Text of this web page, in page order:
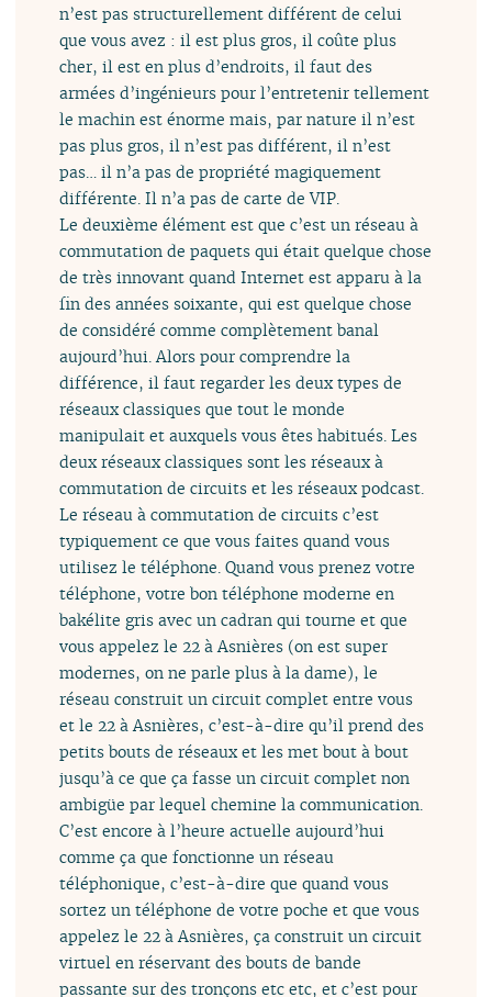
n’est pas structurellement différent de celui
que vous avez : il est plus gros, il coûte plus
cher, il est en plus d’endroits, il faut des
armées d’ingénieurs pour l’entretenir tellement
le machin est énorme mais, par nature il n’est
pas plus gros, il n’est pas différent, il n’est
pas… il n’a pas de propriété magiquement
différente. Il n’a pas de carte de VIP.
Le deuxième élément est que c’est un réseau à
commutation de paquets qui était quelque chose
de très innovant quand Internet est apparu à la
fin des années soixante, qui est quelque chose
de considéré comme complètement banal
aujourd’hui. Alors pour comprendre la
différence, il faut regarder les deux types de
réseaux classiques que tout le monde
manipulait et auxquels vous êtes habitués. Les
deux réseaux classiques sont les réseaux à
commutation de circuits et les réseaux podcast.
Le réseau à commutation de circuits c’est
typiquement ce que vous faites quand vous
utilisez le téléphone. Quand vous prenez votre
téléphone, votre bon téléphone moderne en
bakélite gris avec un cadran qui tourne et que
vous appelez le 22 à Asnières (on est super
modernes, on ne parle plus à la dame), le
réseau construit un circuit complet entre vous
et le 22 à Asnières, c’est-à-dire qu’il prend des
petits bouts de réseaux et les met bout à bout
jusqu’à ce que ça fasse un circuit complet non
ambigüe par lequel chemine la communication.
C’est encore à l’heure actuelle aujourd’hui
comme ça que fonctionne un réseau
téléphonique, c’est-à-dire que quand vous
sortez un téléphone de votre poche et que vous
appelez le 22 à Asnières, ça construit un circuit
virtuel en réservant des bouts de bande
passante sur des tronçons etc etc, et c’est pour